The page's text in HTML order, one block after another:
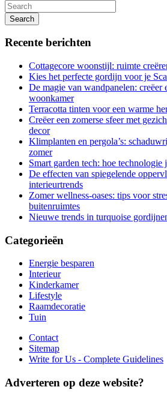
Search
Recente berichten
Cottagecore woonstijl: ruimte
Kies het perfecte gordijn voor je
De magie van wandpanelen: creëer
woonkamer
Terracotta tinten voor een warme
Creëer een zomerse sfeer met
decor
Klimplanten en pergola’s:
zomer
Smart garden tech: hoe technologie
De effecten van spiegelende
interieurtrends
Zomer wellness-oases: tips voor
buitenruimtes
Nieuwe trends in turquoise
Categorieën
Energie besparen
Interieur
Kinderkamer
Lifestyle
Raamdecoratie
Tuin
Contact
Sitemap
Write for Us - Complete Guidelines
Adverteren op deze website?